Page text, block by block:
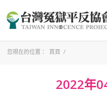
您現在的位置： 首頁 /
2022年